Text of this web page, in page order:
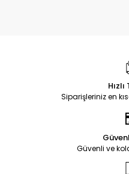
Siparişleriniz en
Güvenli ve